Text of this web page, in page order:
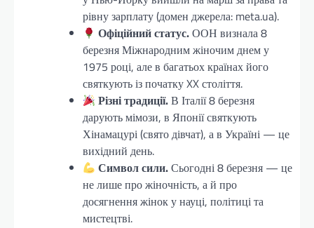
рівну зарплату (домен джерела: meta.ua).
Офіційний статус.ООН визнала 8
березня Міжнародним жіночим днем у
1975 році, але в багатьох країнах його
святкують із початку XX століття.
Різні традиції.В Італії 8 березня
дарують мімози, в Японії святкують
Хінамацурі (свято дівчат), а в Україні — це
вихідний день.
Символ сили.Сьогодні 8 березня — це
не лише про жіночність, а й про
досягнення жінок у науці, політиці та
мистецтві.